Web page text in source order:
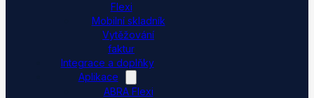
Flexi
Mobilní skladník
Vytěžování
faktur
Integrace a doplňky
Aplikace
ABRA Flexi